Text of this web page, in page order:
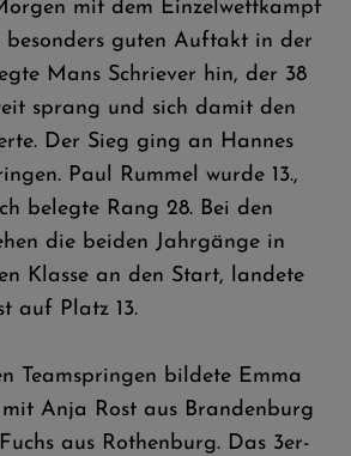
mit dem Einzelwettkampf
besonders guten Auftakt in der
Mans Schriever hin, der 38
sprang und sich damit den
Der Sieg ging an Hannes
Paul Rummel wurde 13.,
belegte Rang 28. Bei den
die beiden Jahrgänge in
Klasse an den Start, landete
auf Platz 13.
Teamspringen bildete Emma
Anja Rost aus Brandenburg
aus Rothenburg. Das 3er-